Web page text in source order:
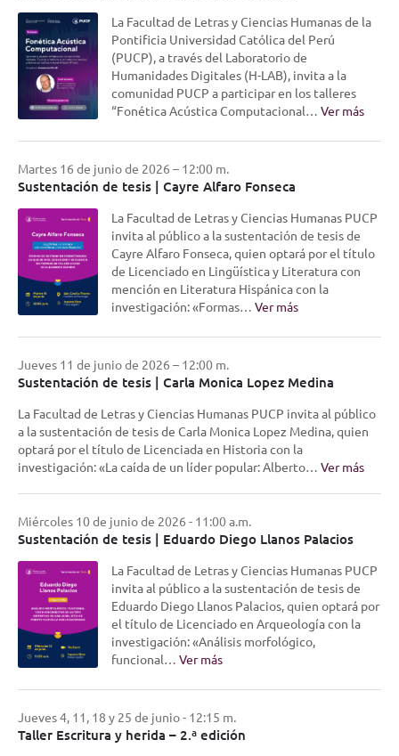
La Facultad de Letras y Ciencias Humanas de la
Pontificia Universidad Católica del Perú
(PUCP), a través del Laboratorio de
Humanidades Digitales (H-LAB), invita a la
comunidad PUCP a participar en los talleres
“Fonética Acústica Computacional… Ver más
Martes 16 de junio de 2026 – 12:00 m.
Sustentación de tesis | Cayre Alfaro Fonseca
La Facultad de Letras y Ciencias Humanas PUCP
invita al público a la sustentación de tesis de
Cayre Alfaro Fonseca, quien optará por el título
de Licenciado en Lingüística y Literatura con
mención en Literatura Hispánica con la
investigación: «Formas… Ver más
Jueves 11 de junio de 2026 – 12:00 m.
Sustentación de tesis | Carla Monica Lopez Medina
La Facultad de Letras y Ciencias Humanas PUCP invita al público
a la sustentación de tesis de Carla Monica Lopez Medina, quien
optará por el título de Licenciada en Historia con la
investigación: «La caída de un líder popular: Alberto… Ver más
Miércoles 10 de junio de 2026 - 11:00 a.m.
Sustentación de tesis | Eduardo Diego Llanos Palacios
La Facultad de Letras y Ciencias Humanas PUCP
invita al público a la sustentación de tesis de
Eduardo Diego Llanos Palacios, quien optará por
el título de Licenciado en Arqueología con la
investigación: «Análisis morfológico,
funcional… Ver más
Jueves 4, 11, 18 y 25 de junio - 12:15 m.
Taller Escritura y herida – 2.ª edición